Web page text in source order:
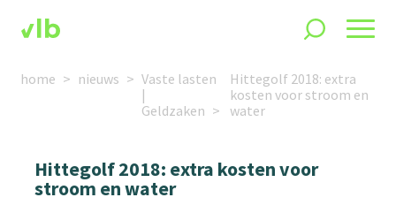
home nieuws
Vaste lasten
|
Geldzaken
Hittegolf 2018: extra
kosten voor stroom en
water
Hittegolf 2018: extra kosten voor
stroom en water